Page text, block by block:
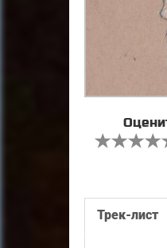
Трек-лист